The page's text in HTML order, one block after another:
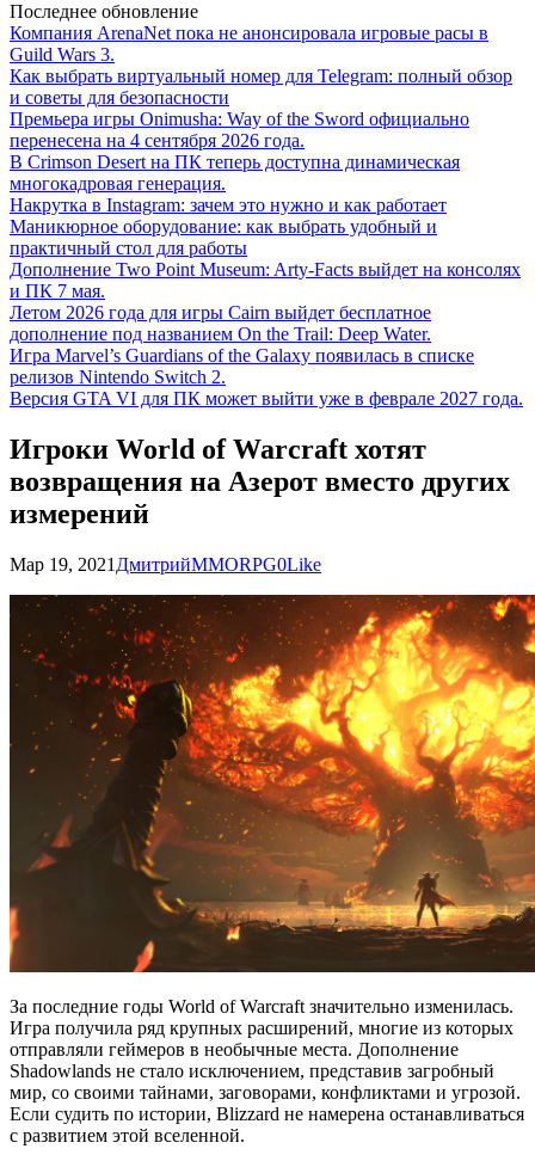
Последнее обновление
Компания ArenaNet пока не анонсировала игровые расы в
Guild Wars 3.
Как выбрать виртуальный номер для Telegram: полный обзор
и советы для безопасности
Премьера игры Onimusha: Way of the Sword официально
перенесена на 4 сентября 2026 года.
В Crimson Desert на ПК теперь доступна динамическая
многокадровая генерация.
Накрутка в Instagram: зачем это нужно и как работает
Маникюрное оборудование: как выбрать удобный и
практичный стол для работы
Дополнение Two Point Museum: Arty-Facts выйдет на консолях
и ПК 7 мая.
Летом 2026 года для игры Cairn выйдет бесплатное
дополнение под названием On the Trail: Deep Water.
Игра Marvel’s Guardians of the Galaxy появилась в списке
релизов Nintendo Switch 2.
Версия GTA VI для ПК может выйти уже в феврале 2027 года.
Игроки World of Warcraft хотят
возвращения на Азерот вместо других
измерений
Мар 19, 2021 ДмитрийMMORPG0Like
За последние годы World of Warcraft значительно изменилась.
Игра получила ряд крупных расширений, многие из которых
отправляли геймеров в необычные места. Дополнение
Shadowlands не стало исключением, представив загробный
мир, со своими тайнами, заговорами, конфликтами и угрозой.
Если судить по истории, Blizzard не намерена останавливаться
с развитием этой вселенной.